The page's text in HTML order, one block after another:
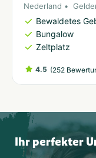
Nederland
Bewaldetes
Bungalow
Zeltplatz
4.5 (252
Ihr perfekter